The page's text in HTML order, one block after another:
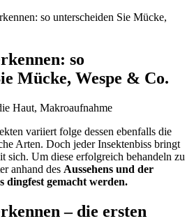
so unterscheiden Sie Mücke,
so
Mücke, Wespe & Co.
variiert folge dessen ebenfalls die
Arten. Doch jeder Insektenbiss bringt
sich. Um diese erfolgreich behandeln zu
anhand des Aussehens und der
dingfest gemacht werden.
– die ersten